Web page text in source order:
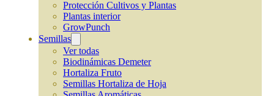
Protección Cultivos y Plantas
Plantas interior
GrowPunch
Semillas
Ver todas
Biodinámicas Demeter
Hortaliza Fruto
Semillas Hortaliza de Hoja